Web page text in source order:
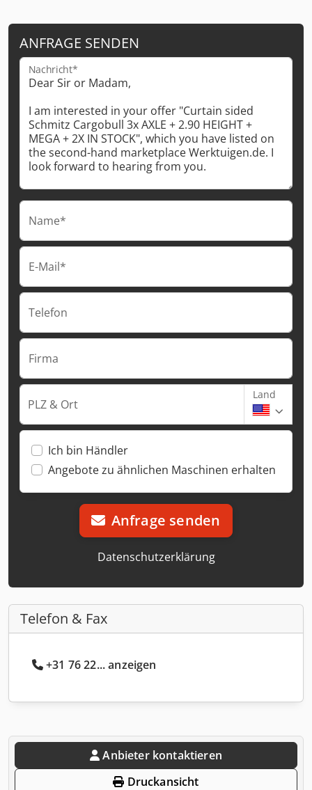
ANFRAGE SENDEN
Nachricht*
Name*
E-Mail*
Telefon
Firma
PLZ & Ort
Land
Ich bin Händler
Angebote zu ähnlichen Maschinen erhalten
Anfrage senden
Datenschutzerklärung
Telefon & Fax
+31 76 22... anzeigen
Anbieter kontaktieren
Druckansicht